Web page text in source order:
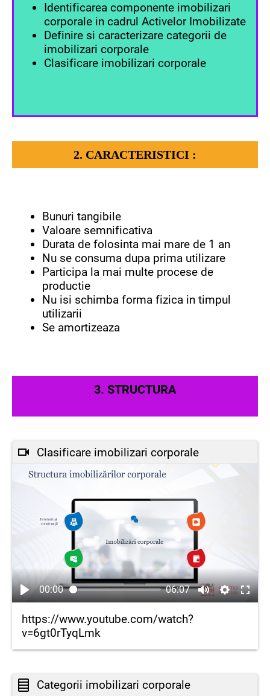
Identificarea componente imobilizari
corporale in cadrul Activelor Imobilizate
Definire si caracterizare categorii de
imobilizari corporale
Clasificare imobilizari corporale
2. CARACTERISTICI :
Bunuri tangibile
Valoare semnificativa
Durata de folosinta mai mare de 1 an
Nu se consuma dupa prima utilizare
Participa la mai multe procese de
productie
Nu isi schimba forma fizica in timpul
utilizarii
Se amortizeaza
3. STRUCTURA
Clasificare imobilizari corporale
00:00 06:07
https://www.youtube.com/watch?
v=6gt0rTyqLmk
Categorii imobilizari corporale